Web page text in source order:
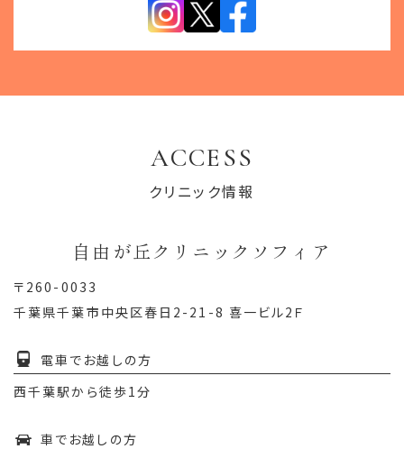
ACCESS
クリニック情報
自由が丘クリニックソフィア
〒260-0033
千葉県千葉市中央区春日2-21-8 喜一ビル2Ｆ
電車でお越しの方
西千葉駅から徒歩1分
車でお越しの方